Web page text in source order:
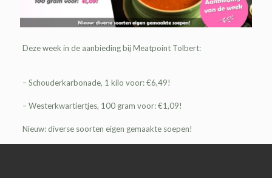
Deze week in de aanbieding bijMeatpoint Tolbert:
– Schouderkarbonade, 1 kilo voor: €6,49!
– Westerkwartiertjes, 100 gram voor: €1,09!
Nieuw: diverse soorten eigen gemaakte soepen!